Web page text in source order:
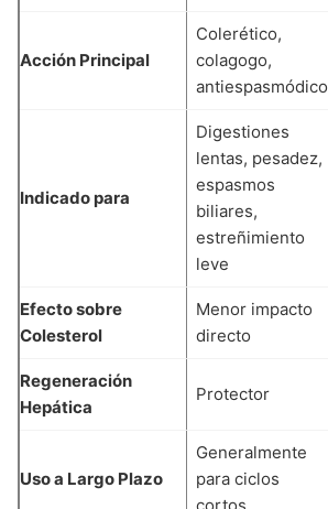
Acción Principal
Colerético,
colagogo,
antiespasmódico
Indicado para
Digestiones
lentas, pesadez,
espasmos
biliares,
estreñimiento
leve
Efecto sobre
Colesterol
Menor impacto
directo
Regeneración
Hepática
Protector
Uso a Largo Plazo
Generalmente
para ciclos